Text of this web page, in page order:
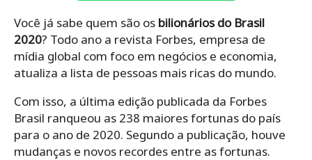
Você já sabe quem são os bilionários do Brasil
2020? Todo ano a revista Forbes, empresa de
mídia global com foco em negócios e economia,
atualiza a lista de pessoas mais ricas do mundo.
Com isso, a última edição publicada da Forbes
Brasil ranqueou as 238 maiores fortunas do país
para o ano de 2020. Segundo a publicação, houve
mudanças e novos recordes entre as fortunas.